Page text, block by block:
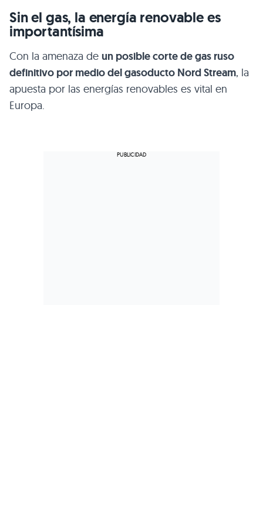
Sin el gas, la energía renovable es
importantísima
Con la amenaza de un posible corte de gas ruso
definitivo por medio del gasoducto Nord Stream, la
apuesta por las energías renovables es vital en
Europa.